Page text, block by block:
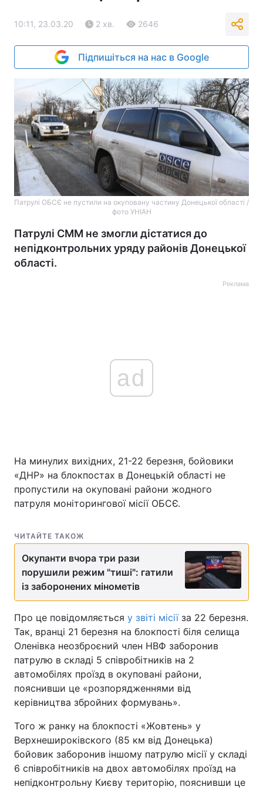
10:11, 23.03.20 2 хв. 2646
Підпишіться на нас в Google
Патрулі ОБСЄ не пустили на окуповану частину Донецької області /
фото УНІАН
Патрулі СММ не змогли дістатися до
непідконтрольних уряду районів Донецької
області.
Реклама
ad
На минулих вихідних, 21-22 березня, бойовики
«ДНР» на блокпостах в Донецькій області не
пропустили на окуповані райони жодного
патруля моніторингової місії ОБСЄ.
ЧИТАЙТЕ ТАКОЖ
Окупанти вчора три рази
порушили режим "тиші": гатили
із заборонених мінометів
Про це повідомляється у звіті місіїза 22 березня.
Так, вранці 21 березня на блокпості біля селища
Оленівка неозброєний член НВФ заборонив
патрулю в складі 5 співробітників на 2
автомобілях проїзд в окуповані райони,
пояснивши це «розпорядженнями від
керівництва збройних формувань».
Того ж ранку на блокпості «Жовтень» у
Верхнешироківского (85 км від Донецька)
бойовик заборонив іншому патрулю місії у складі
6 співробітників на двох автомобілях проїзд на
непідконтрольну Києву територію, пояснивши це